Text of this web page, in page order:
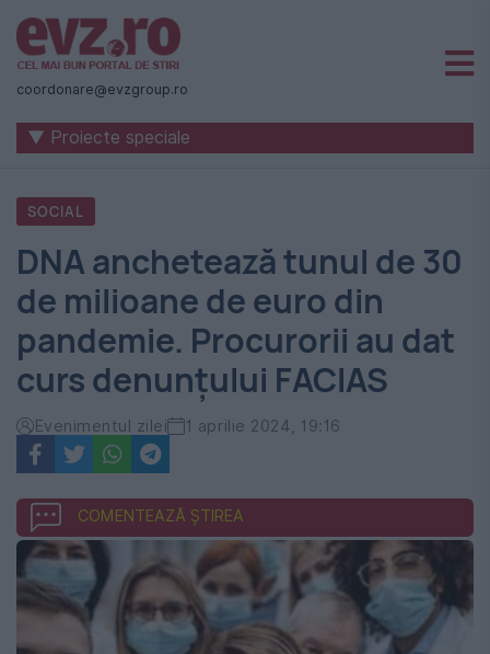
Știri
naționale
internaționale
România
-
Evenimentul
Zilei
coordonare@evzgroup.ro
▼ Proiecte speciale
SOCIAL
DNA anchetează tunul de 30
de milioane de euro din
pandemie. Procurorii au dat
curs denunțului FACIAS
Evenimentul zilei 1 aprilie 2024, 19:16
COMENTEAZĂ ȘTIREA